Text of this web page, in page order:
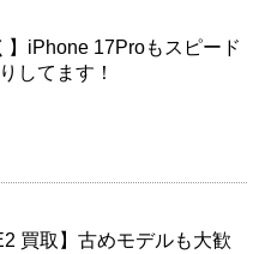
】iPhone 17Proもスピード
してます！
買取】古めモデルも大歓